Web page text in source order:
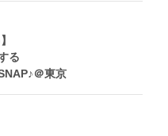
る
＠東京